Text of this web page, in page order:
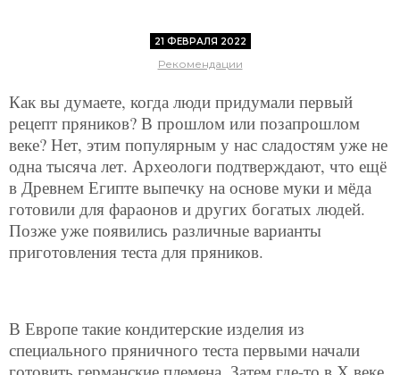
21 ФЕВРАЛЯ 2022
Рекомендации
Как вы думаете, когда люди придумали первый
рецепт пряников? В прошлом или позапрошлом
веке? Нет, этим популярным у нас сладостям уже не
одна тысяча лет. Археологи подтверждают, что ещё
в Древнем Египте выпечку на основе муки и мёда
готовили для фараонов и других богатых людей.
Позже уже появились различные варианты
приготовления теста для пряников.
В Европе такие кондитерские изделия из
специального пряничного теста первыми начали
готовить германские племена. Затем где-то в Х веке